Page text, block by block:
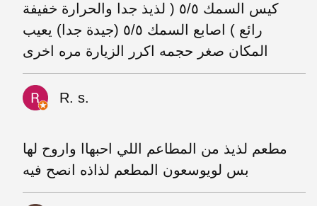
كيس السمك ٥/٥ ( لذيذ جدا والحرارة خفيفة
رائع ) اصابع السمك ٥/٥ (جيدة جدا) يعيب
المكان صغر حجمه اكرر الزيارة مره اخرى
R. s.
مطعم لذيذ من المطاعم اللي احبهاا واروح لها
بس لويوسعون المطعم لذاذه انصح فيه